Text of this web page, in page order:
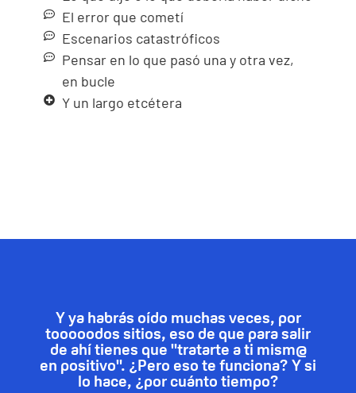
El error que cometí
Escenarios catastróficos
Pensar en lo que pasó una y otra vez,
en bucle
Y un largo etcétera
Y ya habrás oído muchas veces, por
tooooodos sitios, eso de que para salir
de ahí tienes que "tratarte a ti mism@
en positivo". ¿Pero eso te funciona? Y si
lo hace, ¿por cuánto tiempo?